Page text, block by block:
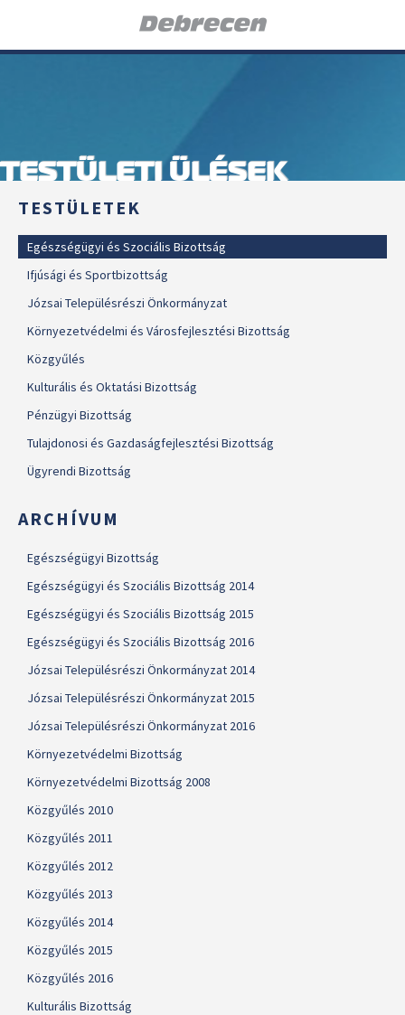
TESTÜLETI ÜLÉSEK
TESTÜLETEK
Egészségügyi és Szociális Bizottság
Ifjúsági és Sportbizottság
Józsai Településrészi Önkormányzat
Környezetvédelmi és Városfejlesztési Bizottság
Közgyűlés
Kulturális és Oktatási Bizottság
Pénzügyi Bizottság
Tulajdonosi és Gazdaságfejlesztési Bizottság
Ügyrendi Bizottság
ARCHÍVUM
Egészségügyi Bizottság
Egészségügyi és Szociális Bizottság 2014
Egészségügyi és Szociális Bizottság 2015
Egészségügyi és Szociális Bizottság 2016
Józsai Településrészi Önkormányzat 2014
Józsai Településrészi Önkormányzat 2015
Józsai Településrészi Önkormányzat 2016
Környezetvédelmi Bizottság
Környezetvédelmi Bizottság 2008
Közgyűlés 2010
Közgyűlés 2011
Közgyűlés 2012
Közgyűlés 2013
Közgyűlés 2014
Közgyűlés 2015
Közgyűlés 2016
Kulturális Bizottság